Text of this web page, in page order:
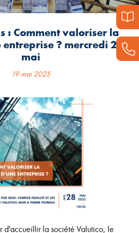
: Comment valoriser la
? mercredi 28
mai
19 mai 2025
d'accueillir la société Valutico, le